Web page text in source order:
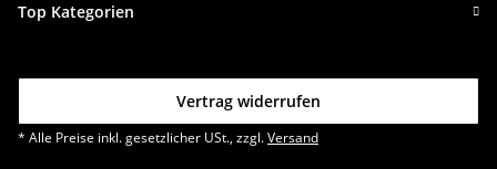
Top Kategorien
Vertrag widerrufen
* Alle Preise inkl. gesetzlicher USt., zzgl.Versand